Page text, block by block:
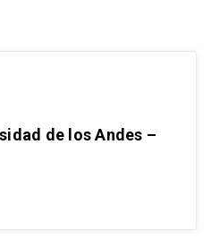
de los Andes –